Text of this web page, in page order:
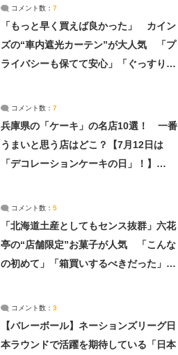
コメント数： 7
「もっと早く買えば良かった」 カイン
ズの“車内遮光カーテン”が大人気 「プ
ライバシーも保てて安心」「ぐっすり眠
コメント数： 7
兵庫県の「ケーキ」の名店10選！ 一番
うまいと思う店はどこ？【7月12日は
「デコレーションケーキの日」！】
コメント数： 5
「北海道土産としてもセンス抜群」六花
亭の“店舗限定”お菓子が人気 「こんな
の初めて」「箱買いするべきだった」
コメント数： 3
【バレーボール】ネーションズリーグ日
本ラウンドで活躍を期待している「日本